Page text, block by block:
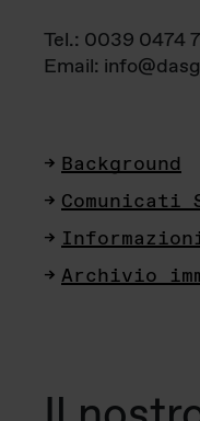
Tel.: 0039 0474
Email:
Background
Comunicati
Archivio